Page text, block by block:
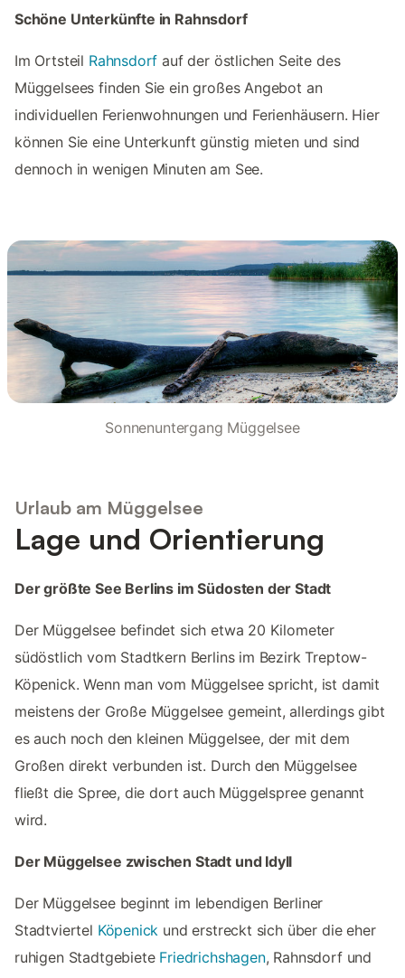
Schöne Unterkünfte in Rahnsdorf
Im Ortsteil Rahnsdorf auf der östlichen Seite des
Müggelsees finden Sie ein großes Angebot an
individuellen Ferienwohnungen und Ferienhäusern. Hier
können Sie eine Unterkunft günstig mieten und sind
dennoch in wenigen Minuten am See.
Sonnenuntergang Müggelsee
Urlaub am Müggelsee
Lage und Orientierung
Der größte See Berlins im Südosten der Stadt
Der Müggelsee befindet sich etwa 20 Kilometer
südöstlich vom Stadtkern Berlins im Bezirk Treptow-
Köpenick. Wenn man vom Müggelsee spricht, ist damit
meistens der Große Müggelsee gemeint, allerdings gibt
es auch noch den kleinen Müggelsee, der mit dem
Großen direkt verbunden ist. Durch den Müggelsee
fließt die Spree, die dort auch Müggelspree genannt
wird.
Der Müggelsee zwischen Stadt und Idyll
Der Müggelsee beginnt im lebendigen Berliner
Stadtviertel Köpenick und erstreckt sich über die eher
ruhigen Stadtgebiete Friedrichshagen, Rahnsdorf und